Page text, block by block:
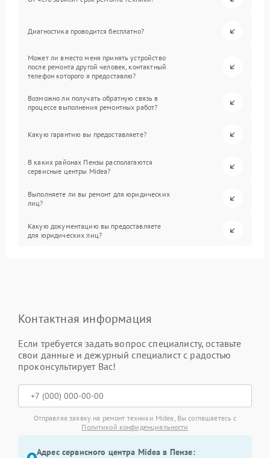
Диагностика проводится бесплатно?
Может ли вместо меня принять устройство
после ремонта другой человек, контактный
телефон которого я предоставлю?
Возможно ли получать обратную связь в
процессе выполнения ремонтных работ?
Какую гарантию вы предоставляете?
В каких районах Пензы располагаются
сервисные центры Midea?
Выполняете ли вы ремонт для юридических
лиц?
Какую документацию вы предоставляете
для юридических лиц?
Контактная информация
Если требуется задать вопрос специалисту, оставьте
свои данные и дежурный специалист с радостью
проконсультирует Вас!
Отправляя заявку на ремонт техники Midea, Вы соглашаетесь с
Политикой конфиденциальности
Адрес сервисного центра Midea в Пензе: